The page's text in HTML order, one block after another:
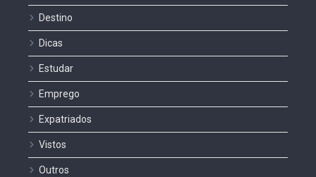
Destino
Dicas
Estudar
Emprego
Expatriados
Vistos
Outros